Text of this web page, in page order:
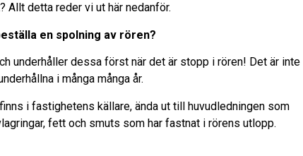
Allt detta reder vi ut här nedanför.
en spolning av rören?
underhåller dessa först när det är stopp i rören! Det är inte
i många många år.
i fastighetens källare, ända ut till huvudledningen som
fett och smuts som har fastnat i rörens utlopp.